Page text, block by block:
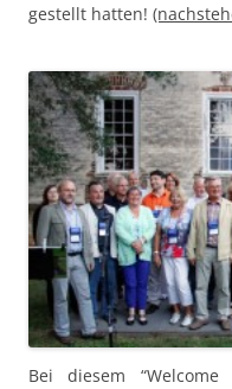
gestellt hatten!
Bei diesem